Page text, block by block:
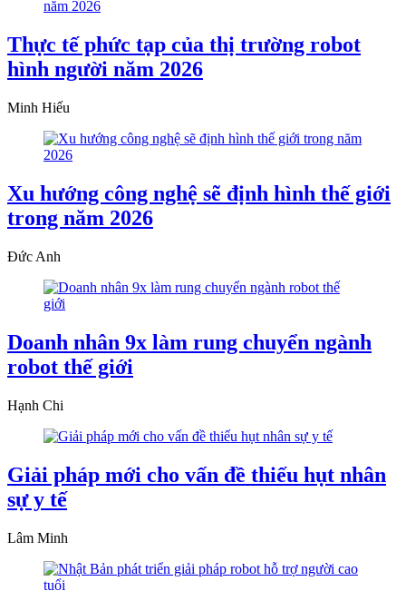
Thực tế phức tạp của thị trường robot
hình người năm 2026
Minh Hiếu
Xu hướng công nghệ sẽ định hình thế giới
trong năm 2026
Đức Anh
Doanh nhân 9x làm rung chuyển ngành
robot thế giới
Hạnh Chi
Giải pháp mới cho vấn đề thiếu hụt nhân
sự y tế
Lâm Minh